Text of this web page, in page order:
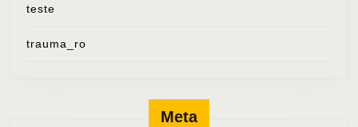
teste
trauma_ro
Meta